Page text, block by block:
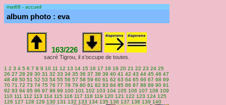
mai68 - accueil
album photo : eva
163/226
sacré Tigrou, il s'occupe de toutes.
1 2 3 4 5 6 7 8 9 10 11 12 13 14 15 16 17 18 19 20 21 22 23 24 25
26 27 28 29 30 31 32 33 34 35 36 37 38 39 40 41 42 43 44 45 46 47
48 49 50 51 52 53 54 55 56 57 58 59 60 61 62 63 64 65 66 67 68 69
70 71 72 73 74 75 76 77 78 79 80 81 82 83 84 85 86 87 88 89 90 91
92 93 94 95 96 97 98 99 100 101 102 103 104 105 106 107 108 109
110 111 112 113 114 115 116 117 118 119 120 121 122 123 124 125
126 127 128 129 130 131 132 133 134 135 136 137 138 139 140